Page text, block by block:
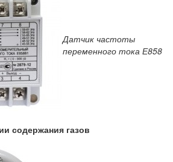
Датчик частоты
переменного тока Е858
содержания газов